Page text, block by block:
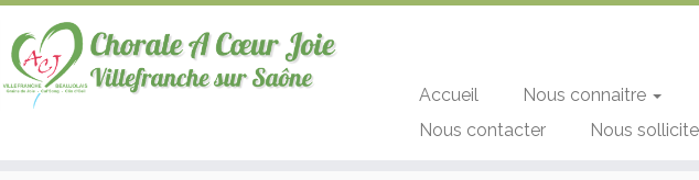
Accueil Nous connaitre
Nous contacter
Nous